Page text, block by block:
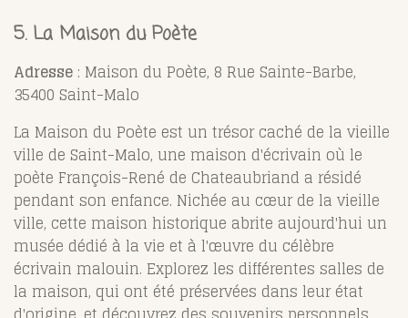
5. La Maison du Poète
Adresse : Maison du Poète, 8 Rue Sainte-Barbe,
35400 Saint-Malo
La Maison du Poète est un trésor caché de la vieille
ville de Saint-Malo, une maison d'écrivain où le
poète François-René de Chateaubriand a résidé
pendant son enfance. Nichée au cœur de la vieille
ville, cette maison historique abrite aujourd'hui un
musée dédié à la vie et à l'œuvre du célèbre
écrivain malouin. Explorez les différentes salles de
la maison, qui ont été préservées dans leur état